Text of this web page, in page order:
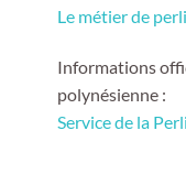
Le métier de
Informations
polynésienne :
Service de la